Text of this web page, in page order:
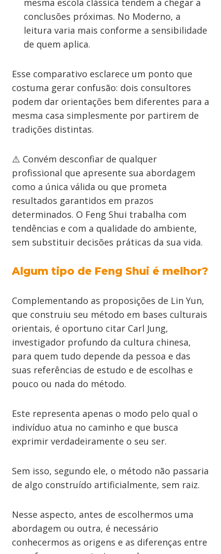
mesma escola clássica tendem a chegar a
conclusões próximas. No Moderno, a
leitura varia mais conforme a sensibilidade
de quem aplica.
Esse comparativo esclarece um ponto que
costuma gerar confusão: dois consultores
podem dar orientações bem diferentes para a
mesma casa simplesmente por partirem de
tradições distintas.
⚠️ Convém desconfiar de qualquer
profissional que apresente sua abordagem
como a única válida ou que prometa
resultados garantidos em prazos
determinados. O Feng Shui trabalha com
tendências e com a qualidade do ambiente,
sem substituir decisões práticas da sua vida.
Algum tipo de Feng Shui é melhor?
Complementando as proposições de Lin Yun,
que construiu seu método em bases culturais
orientais, é oportuno citar Carl Jung,
investigador profundo da cultura chinesa,
para quem tudo depende da pessoa e das
suas referências de estudo e de escolhas e
pouco ou nada do método.
Este representa apenas o modo pelo qual o
indivíduo atua no caminho e que busca
exprimir verdadeiramente o seu ser.
Sem isso, segundo ele, o método não passaria
de algo construído artificialmente, sem raiz.
Nesse aspecto, antes de escolhermos uma
abordagem ou outra, é necessário
conhecermos as origens e as diferenças entre